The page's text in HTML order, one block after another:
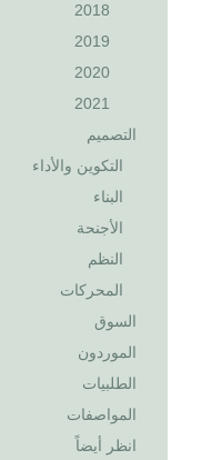
2018
2019
2020
2021
التصميم
التكوين والأداء
البناء
الأجنحة
النظم
المحركات
السوق
الموردون
الطلبيات
المواصفات
انظر أيضاً